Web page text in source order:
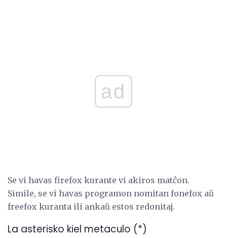
ad
Se vi havas firefox kurante vi akiros matĉon.
Simile, se vi havas programon nomitan fonefox aŭ
freefox kuranta ili ankaŭ estos redonitaj.
La asterisko kiel metaculo (*)